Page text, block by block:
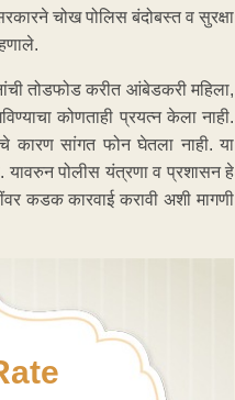
चोख पोलिस बंदोबस्त व सुरक्षा
तोडफोड करीत आंबेडकरी महिला,
कोणताही प्रयत्न केला नाही.
कारण सांगत फोन घेतला नाही. या
यावरुन पोलीस यंत्रणा व प्रशासन हे
कडक कारवाई करावी अशी मागणी